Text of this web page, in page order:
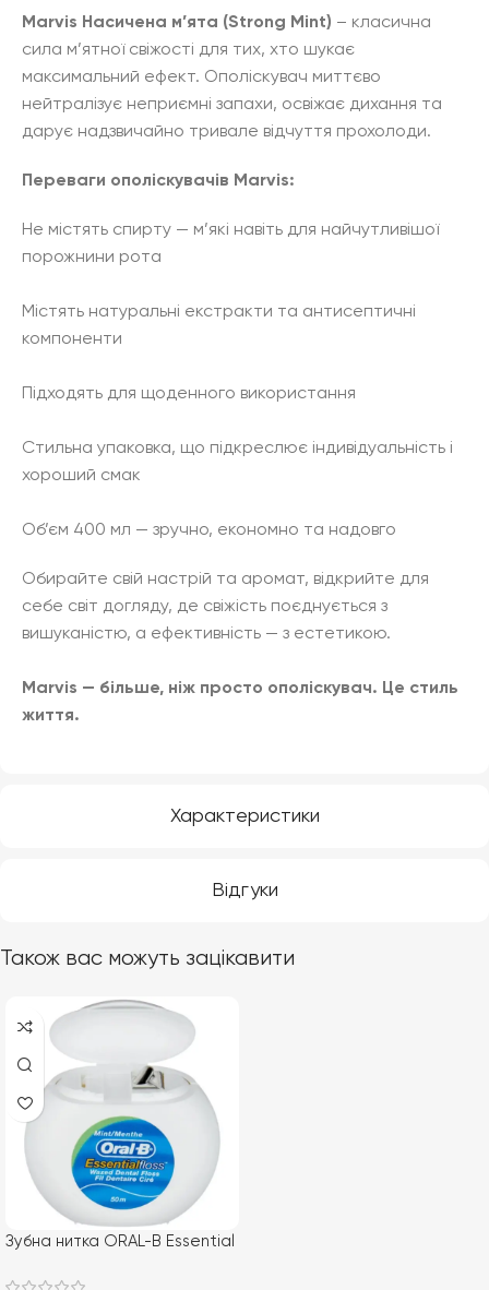
Характеристики
Відгуки
Marvis Насичена м’ята (Strong Mint) – класична
сила м’ятної свіжості для тих, хто шукає
максимальний ефект. Ополіскувач миттєво
нейтралізує неприємні запахи, освіжає дихання та
дарує надзвичайно тривале відчуття прохолоди.
Переваги ополіскувачів Marvis:
Не містять спирту — м’які навіть для найчутливішої
порожнини рота
Містять натуральні екстракти та антисептичні
компоненти
Підходять для щоденного використання
Стильна упаковка, що підкреслює індивідуальність і
хороший смак
Об’єм 400 мл — зручно, економно та надовго
Обирайте свій настрій та аромат, відкрийте для
себе світ догляду, де свіжість поєднується з
вишуканістю, а ефективність — з естетикою.
Marvis — більше, ніж просто ополіскувач. Це стиль
життя.
Також вас можуть зацікавити
Зубна нитка ORAL-B Essential